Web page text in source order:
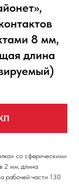
8 мм,
длина
со сферическими
2 мм, длина
рабочей части 130